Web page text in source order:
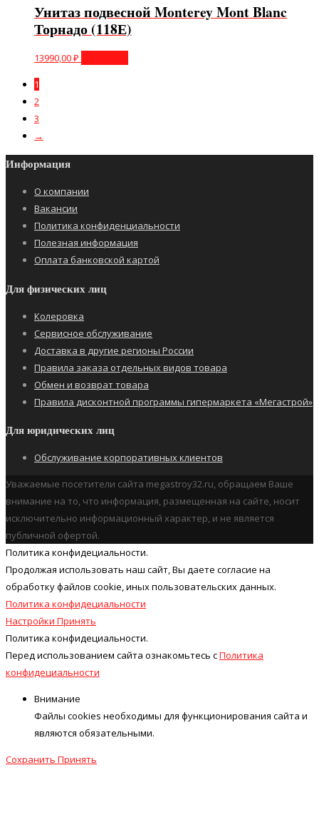
Унитаз подвесной Monterey Mont Blanc
Торнадо (118Е)
13990,00₽
1
2
3
→
Информация
О компании
Вакансии
Политика конфиденциальности
Полезная информация
Оплата банковской картой
Для физических лиц
Колеровка
Сервисное обслуживание
Доставка в другие регионы России
Правила заказа отдельных видов товара
Обмен и возврат товара
Правила дисконтной программы гипермаркета «Мегастрой»
Для юридических лиц
Обслуживание корпоративных клиентов
Уважаемые посетители сайта megastroy32.ru, обращаем Ваше
внимание на то, что информация, размещенная на сайте, носит
исключительно информационный характер, и не является
публичной офертой.
Политика конфидециальности.
Продолжая использовать наш cайт, Вы даете согласие на
обработку файлов cookie, иных пользовательских данных.
Политика конфидециальности
Настройки Принять
Политика конфидециальности.
Перед использованием сайта ознакомьтесь сПолитика
конфидециальности
Внимание
Файлы cookies необходимы для функционирования сайта и
являются обязательными.
Сохранить Принять